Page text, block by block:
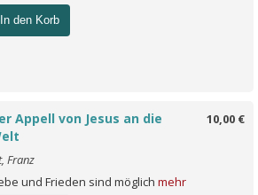
In den Korb
10,00 €
Appell von Jesus an die
Franz
und Frieden sind möglich mehr